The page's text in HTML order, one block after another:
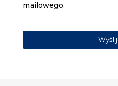
mailowego.
Wyślij